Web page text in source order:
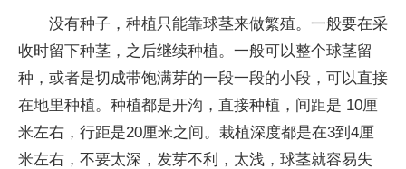
没有种子，种植只能靠球茎来做繁殖。一般要在采
收时留下种茎，之后继续种植。一般可以整个球茎留
种，或者是切成带饱满芽的一段一段的小段，可以直接
在地里种植。种植都是开沟，直接种植，间距是 10厘
米左右，行距是20厘米之间。栽植深度都是在3到4厘
米左右，不要太深，发芽不利，太浅，球茎就容易失